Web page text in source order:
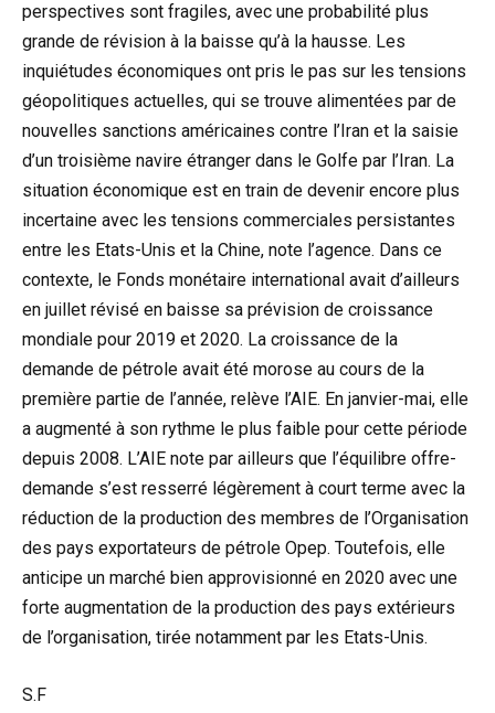
perspectives sont fragiles, avec une probabilité plus
grande de révision à la baisse qu’à la hausse. Les
inquiétudes économiques ont pris le pas sur les tensions
géopolitiques actuelles, qui se trouve alimentées par de
nouvelles sanctions américaines contre l’Iran et la saisie
d’un troisième navire étranger dans le Golfe par l’Iran. La
situation économique est en train de devenir encore plus
incertaine avec les tensions commerciales persistantes
entre les Etats-Unis et la Chine, note l’agence. Dans ce
contexte, le Fonds monétaire international avait d’ailleurs
en juillet révisé en baisse sa prévision de croissance
mondiale pour 2019 et 2020. La croissance de la
demande de pétrole avait été morose au cours de la
première partie de l’année, relève l’AIE. En janvier-mai, elle
a augmenté à son rythme le plus faible pour cette période
depuis 2008. L’AIE note par ailleurs que l’équilibre offre-
demande s’est resserré légèrement à court terme avec la
réduction de la production des membres de l’Organisation
des pays exportateurs de pétrole Opep. Toutefois, elle
anticipe un marché bien approvisionné en 2020 avec une
forte augmentation de la production des pays extérieurs
de l’organisation, tirée notamment par les Etats-Unis.
S.F